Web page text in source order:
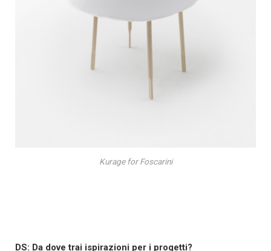
Kurage for Foscarini
DS: Da dove trai ispirazioni per i progetti?